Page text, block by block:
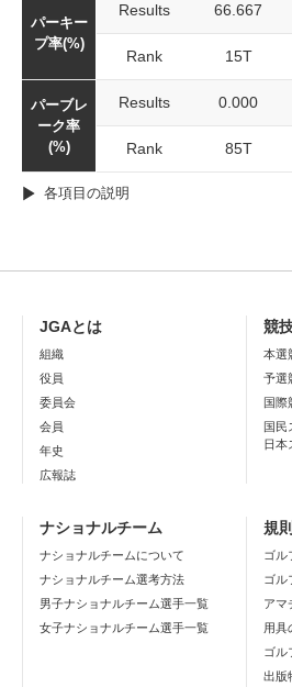
パーキー
プ率(%)
Results 66.667
Rank 15T
パーブレ
ーク率
(%)
Results 0.000
Rank 85T
各項目の説明
JGAとは
組織
役員
委員会
会員
年史
広報誌
競
本選
予選
国際
国民
日本
ナショナルチーム
ナショナルチームについて
ナショナルチーム選考方法
男子ナショナルチーム選手一覧
女子ナショナルチーム選手一覧
規
ゴル
ゴル
アマ
用具
ゴル
出版